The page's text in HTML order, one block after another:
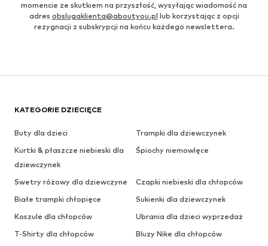
momencie ze skutkiem na przyszłość, wysyłając wiadomość na
adres obslugaklienta@aboutyou.pl lub korzystając z opcji
rezygnacji z subskrypcji na końcu każdego newslettera.
KATEGORIE DZIECIĘCE
Buty dla dzieci
Trampki dla dziewczynek
Kurtki & płaszcze niebieski dla
dziewczynek
Śpiochy niemowlęce
Swetry różowy dla dziewczyne
Czapki niebieski dla chłopców
Białe trampki chłopięce
Sukienki dla dziewczynek
Koszule dla chłopców
Ubrania dla dzieci wyprzedaż
T-Shirty dla chłopców
Bluzy Nike dla chłopców